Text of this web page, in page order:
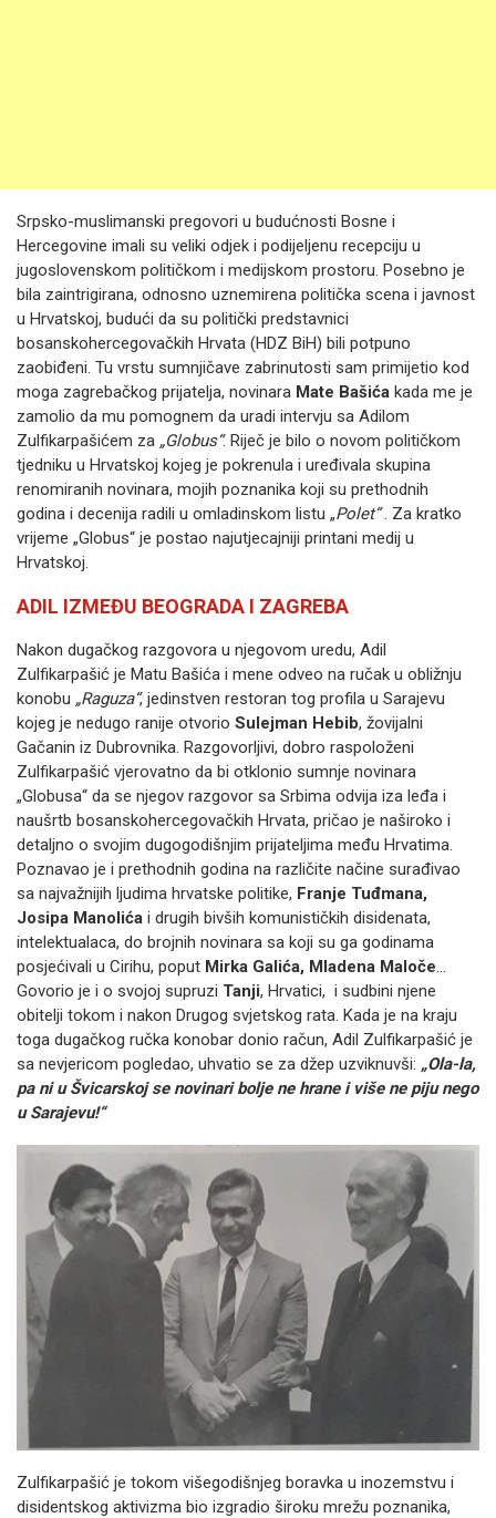
Srpsko-muslimanski pregovori u budućnosti Bosne i
Hercegovine imali su veliki odjek i podijeljenu recepciju u
jugoslovenskom političkom i medijskom prostoru. Posebno je
bila zaintrigirana, odnosno uznemirena politička scena i javnost
u Hrvatskoj, budući da su politički predstavnici
bosanskohercegovačkih Hrvata (HDZ BiH) bili potpuno
zaobiđeni. Tu vrstu sumnjičave zabrinutosti sam primijetio kod
moga zagrebačkog prijatelja, novinara Mate Bašića kada me je
zamolio da mu pomognem da uradi intervju sa Adilom
Zulfikarpašićem za „Globus“. Riječ je bilo o novom političkom
tjedniku u Hrvatskoj kojeg je pokrenula i uređivala skupina
renomiranih novinara, mojih poznanika koji su prethodnih
godina i decenija radili u omladinskom listu „Polet“. Za kratko
vrijeme „Globus“ je postao najutjecajniji printani medij u
Hrvatskoj.
ADIL IZMEĐU BEOGRADA I ZAGREBA
Nakon dugačkog razgovora u njegovom uredu, Adil
Zulfikarpašić je Matu Bašića i mene odveo na ručak u obližnju
konobu „Raguza“, jedinstven restoran tog profila u Sarajevu
kojeg je nedugo ranije otvorio Sulejman Hebib, žovijalni
Gačanin iz Dubrovnika. Razgovorljivi, dobro raspoloženi
Zulfikarpašić vjerovatno da bi otklonio sumnje novinara
„Globusa“ da se njegov razgovor sa Srbima odvija iza leđa i
naušrtb bosanskohercegovačkih Hrvata, pričao je naširoko i
detaljno o svojim dugogodišnjim prijateljima među Hrvatima.
Poznavao je i prethodnih godina na različite načine surađivao
sa najvažnijih ljudima hrvatske politike, Franje Tuđmana,
Josipa Manolića i drugih bivših komunističkih disidenata,
intelektualaca, do brojnih novinara sa koji su ga godinama
posjećivali u Cirihu, poput Mirka Galića, Mladena Maloče…
Govorio je i o svojoj supruzi Tanji, Hrvatici, i sudbini njene
obitelji tokom i nakon Drugog svjetskog rata. Kada je na kraju
toga dugačkog ručka konobar donio račun, Adil Zulfikarpašić je
sa nevjericom pogledao, uhvatio se za džep uzviknuvši: „Ola-la,
pa ni u Švicarskoj se novinari bolje ne hrane i više ne piju nego
u Sarajevu!“
Zulfikarpašić je tokom višegodišnjeg boravka u inozemstvu i
disidentskog aktivizma bio izgradio široku mrežu poznanika,